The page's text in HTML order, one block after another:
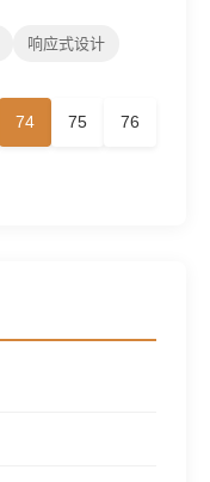
响应式设计
74 75 76